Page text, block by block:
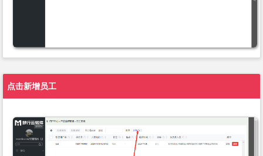
点击新增员工